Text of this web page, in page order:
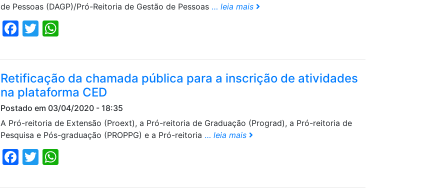
de Pessoas (DAGP)/Pró-Reitoria de Gestão de Pessoas … leia mais
Facebook
Twitter
Retificação da chamada pública para a inscrição de atividades
na plataforma CED
Postado em 03/04/2020 - 18:35
A Pró-reitoria de Extensão (Proext), a Pró-reitoria de Graduação (Prograd), a Pró-reitoria de
Pesquisa e Pós-graduação (PROPPG) e a Pró-reitoria … leia mais
Facebook
Twitter